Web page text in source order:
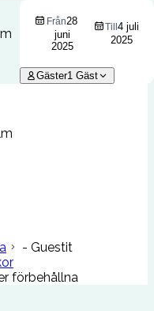
Från28
juni
2025
Till 4 juli
2025
Gäster1 Gäst
- Guestit
förbehållna